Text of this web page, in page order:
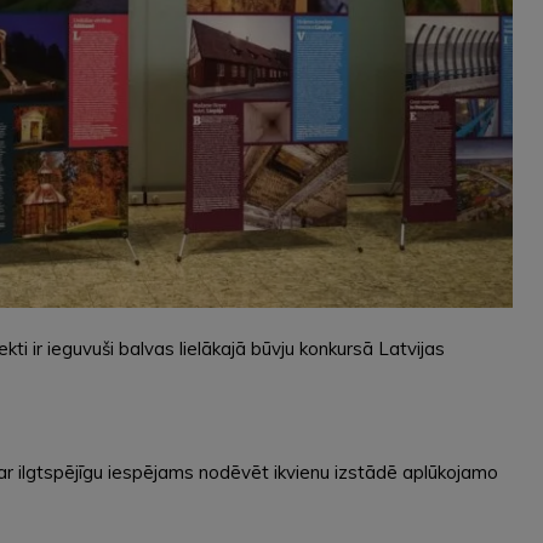
ir ieguvuši balvas lielākajā būvju konkursā Latvijas
ilgtspējīgu iespējams nodēvēt ikvienu izstādē aplūkojamo